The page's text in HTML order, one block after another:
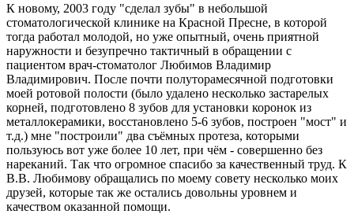
К новому, 2003 году "сделал зубы" в небольшой
стоматологической клинике на Красной Пресне, в которой
тогда работал молодой, но уже опытный, очень приятной
наружности и безупречно тактичный в обращении с
пациентом врач-стоматолог Любимов Владимир
Владимирович. После почти полуторамесячной подготовки
моей ротовой полости (было удалено несколько застарелых
корней, подготовлено 8 зубов для установки коронок из
металлокерамики, восстановлено 5-6 зубов, построен "мост" и
т.д.) мне "построили" два съёмных протеза, которыми
пользуюсь вот уже более 10 лет, при чём - совершенно без
нареканий. Так что огромное спасибо за качественный труд. К
В.В. Любимову обращались по моему совету несколько моих
друзей, которые так же остались довольны уровнем и
качеством оказанной помощи.